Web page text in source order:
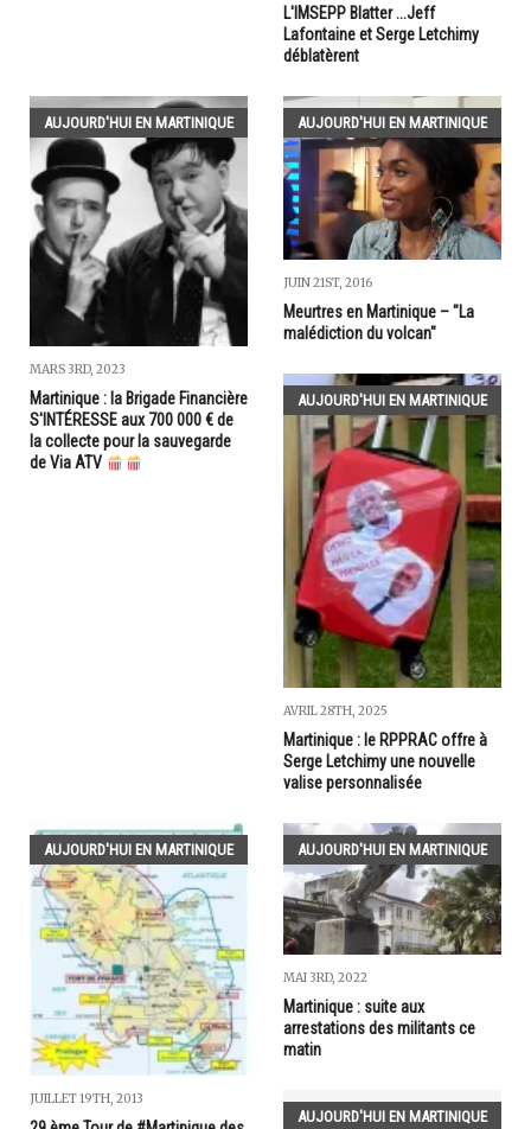
L'IMSEPP Blatter ...Jeff
Lafontaine et Serge Letchimy
déblatèrent
AUJOURD'HUI EN MARTINIQUE
MARS 3RD, 2023
Martinique : la Brigade Financière
S'INTÉRESSE aux 700 000 € de
la collecte pour la sauvegarde
de Via ATV
AUJOURD'HUI EN MARTINIQUE
JUIN 21ST, 2016
Meurtres en Martinique – "La
malédiction du volcan"
AUJOURD'HUI EN MARTINIQUE
AVRIL 28TH, 2025
Martinique : le RPPRAC offre à
Serge Letchimy une nouvelle
valise personnalisée
AUJOURD'HUI EN MARTINIQUE
JUILLET 19TH, 2013
AUJOURD'HUI EN MARTINIQUE
MAI 3RD, 2022
Martinique : suite aux
arrestations des militants ce
matin
AUJOURD'HUI EN MARTINIQUE